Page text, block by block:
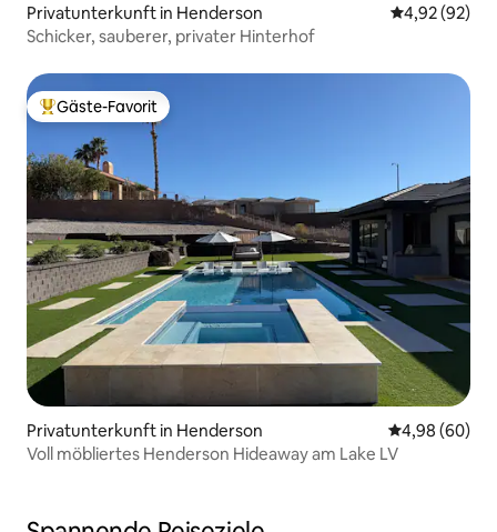
Privatunterkunft in Henderson
4,92 (92)
Schicker, sauberer, privater Hinterhof
Beliebter Gäste-Favorit.
Gäste-Favorit
Privatunterkunft in Henderson
4,98 (60)
Voll möbliertes Henderson Hideaway am Lake LV